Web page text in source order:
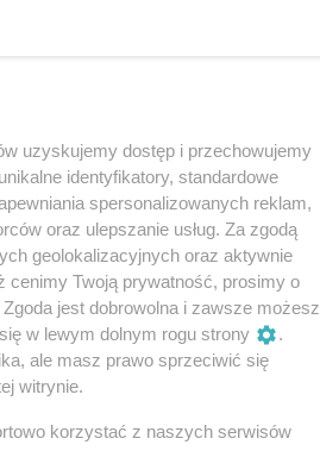
uzyskujemy dostęp i przechowujemy
identyfikatory, standardowe
spersonalizowanych reklam,
oraz ulepszanie usług. Za zgodą
geolokalizacyjnych oraz aktywnie
cenimy Twoją prywatność, prosimy o
jest dobrowolna i zawsze możesz
w lewym dolnym rogu strony
.
ale masz prawo sprzeciwić się
witrynie.
korzystać z naszych serwisów